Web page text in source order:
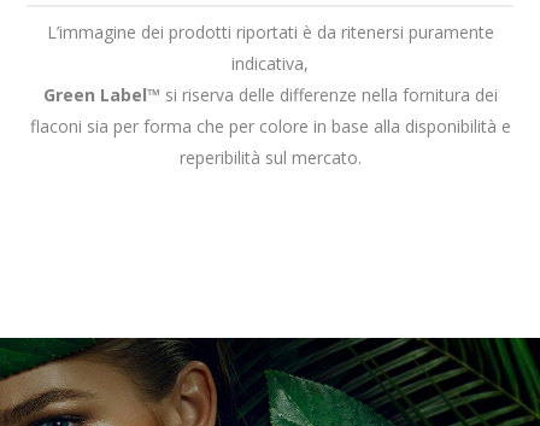
L’immagine dei prodotti riportati è da ritenersi puramente
indicativa,
Green Label™ si riserva delle differenze nella fornitura dei
flaconi sia per forma che per colore in base alla disponibilità e
reperibilità sul mercato.